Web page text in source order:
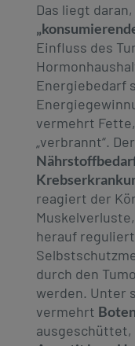
Das liegt
Einfluss des
Energiebedarf
vermehrt
„verbrannt“. Der
reagiert der
herauf
durch den
werden. Unter
vermehrt
ausgeschüttet,